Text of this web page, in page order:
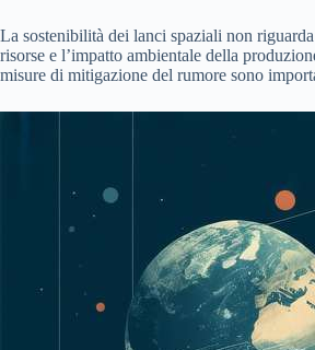
La sostenibilità dei lanci spaziali non
risorse e l’impatto ambientale della
misure di mitigazione del rumore sono